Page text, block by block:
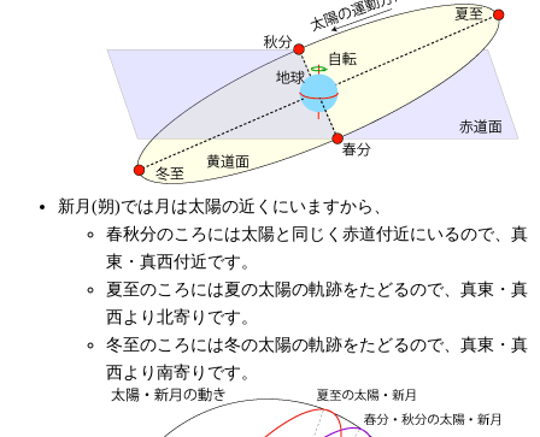
新月(朔)では月は太陽の近くにいますから、
春秋分のころには太陽と同じく赤道付近にいるので、真
東・真西付近です。
夏至のころには夏の太陽の軌跡をたどるので、真東・真
西より北寄りです。
冬至のころには冬の太陽の軌跡をたどるので、真東・真
西より南寄りです。